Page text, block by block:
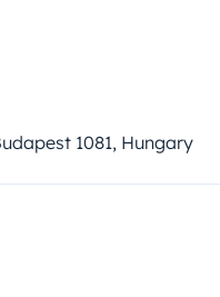
1081, Hungary